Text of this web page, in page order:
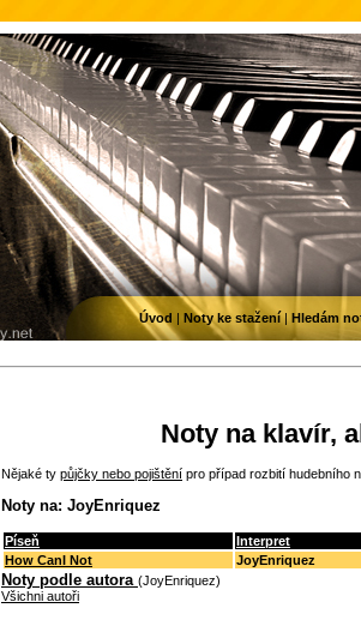
Noty na klavír,
Nějaké ty půjčky nebo pojištění pro případ rozbití hudebního
Noty na: JoyEnriquez
Píseň
Interpret
How CanI Not
JoyEnriquez
Noty podle autora (JoyEnriquez)
Všichni autoři
Úvod | Noty ke stažení| Hledám